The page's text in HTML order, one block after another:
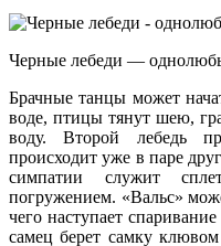
Черные лебеди —
Брачные танцы может
воде, птицы тянут шею,
воду. Второй лебедь
происходит уже в паре
симпатии служит
погружением. «Вальс»
чего наступает
самец берет самку